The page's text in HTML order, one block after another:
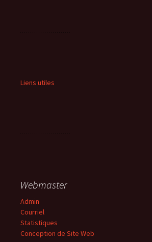
Liens utiles
Webmaster
Admin
Courriel
Statistiques
Conception de Site Web